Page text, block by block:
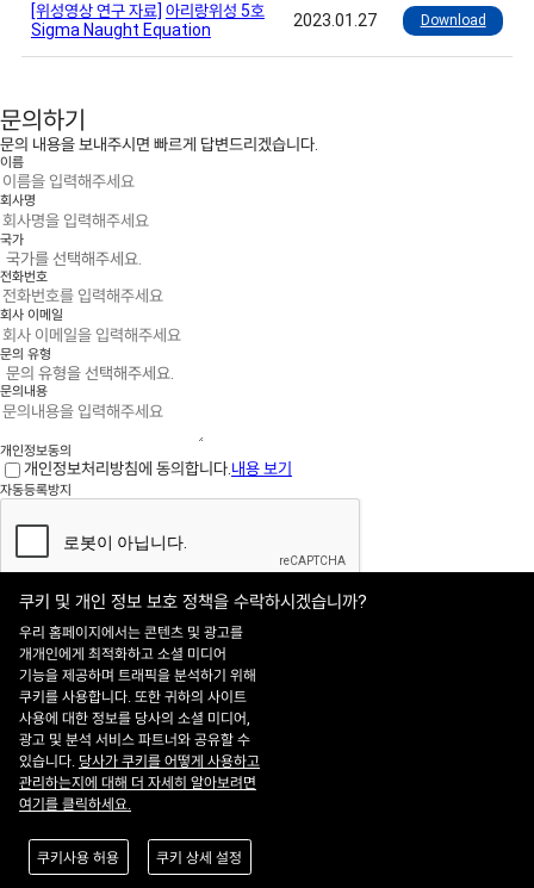
[위성영상 연구 자료] 아리랑위성 5호
Sigma Naught Equation
2023.01.27 Download
문의하기
문의 내용을 보내주시면 빠르게 답변드리겠습니다.
이름
회사명
국가
전화번호
회사 이메일
문의 유형
문의내용
개인정보동의
개인정보처리방침에 동의합니다. 내용 보기
자동등록방지
보내기
홈페이지 이용약관 ·
개인정보처리방침
ADDRESS : 대전 유성구 유성대로 1628번길 21 ㈜쎄트렉아이 3층
341-0401
Copyright 2025 SIIS. All rights reserved.
FAMILY SITE
Satrec Initiative
SI Analytics
ISO 9001:2015
쿠키 및 개인 정보 보호 정책을 수락하시겠습니까?
우리 홈페이지에서는 콘텐츠 및 광고를
개개인에게 최적화하고 소셜 미디어
기능을 제공하며 트래픽을 분석하기 위해
쿠키를 사용합니다. 또한 귀하의 사이트
사용에 대한 정보를 당사의 소셜 미디어,
광고 및 분석 서비스 파트너와 공유할 수
있습니다. 당사가 쿠키를 어떻게 사용하고
관리하는지에 대해 더 자세히 알아보려면
여기를 클릭하세요.
쿠키사용 허용 쿠키 상세 설정